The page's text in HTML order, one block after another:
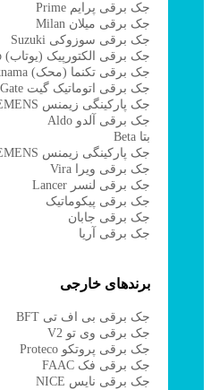
جک برقی پرایم Prime
جک برقی میلان Milan
جک برقی سوزوکی Suzuki
جک برقی الکتورپیک (یوتاب) Utab
جک برقی تکنما (محک) Taknama
جک برقی اتوماتیک گیت Gate
جک پارکینگی زیمنس SIEMENS
جک برقی آلدو Aldo
بتا Beta
جک پارکینگی زیمنس SIEMENS
جک برقی ویرا Vira
جک برقی لنسر Lancer
جک برقی پیکوماتیک
جک برقی جابان
جک برقی آریا
برندهای خارجی
جک برقی بی اف تی BFT
جک برقی وی تو V2
جک برقی پروتکو Proteco
جک برقی فک FAAC
جک برقی نایس NICE